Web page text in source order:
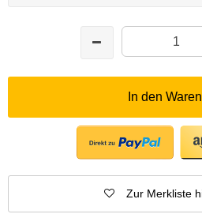
In den
Zur Merkliste